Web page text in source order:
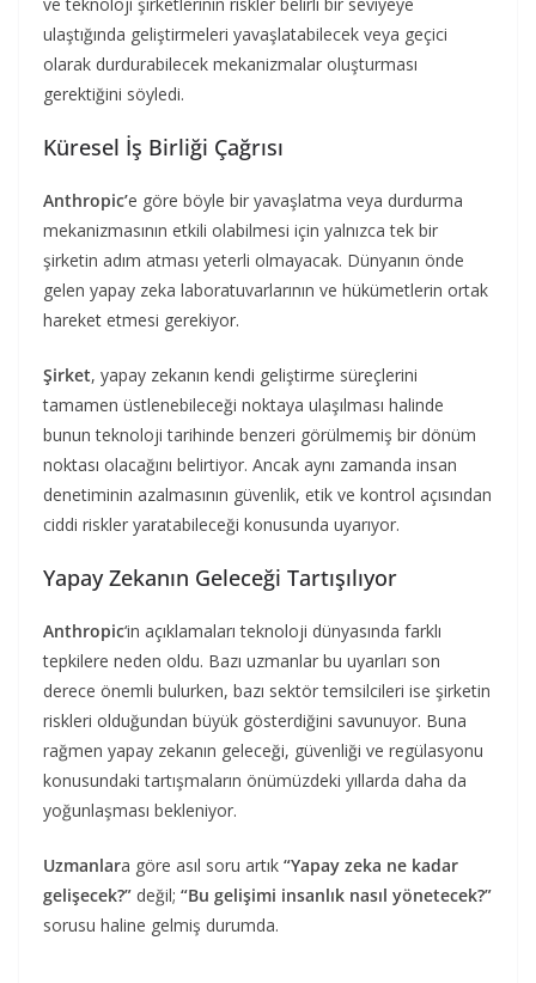
ulaştığında geliştirmeleri yavaşlatabilecek veya geçici
olarak durdurabilecek mekanizmalar oluşturması
gerektiğini söyledi.
Küresel İş Birliği Çağrısı
Anthropic’e göre böyle bir yavaşlatma veya durdurma
mekanizmasının etkili olabilmesi için yalnızca tek bir
şirketin adım atması yeterli olmayacak. Dünyanın önde
gelen yapay zeka laboratuvarlarının ve hükümetlerin ortak
hareket etmesi gerekiyor.
Şirket, yapay zekanın kendi geliştirme süreçlerini
tamamen üstlenebileceği noktaya ulaşılması halinde
bunun teknoloji tarihinde benzeri görülmemiş bir dönüm
noktası olacağını belirtiyor. Ancak aynı zamanda insan
denetiminin azalmasının güvenlik, etik ve kontrol açısından
ciddi riskler yaratabileceği konusunda uyarıyor.
Yapay Zekanın Geleceği Tartışılıyor
Anthropic‘in açıklamaları teknoloji dünyasında farklı
tepkilere neden oldu. Bazı uzmanlar bu uyarıları son
derece önemli bulurken, bazı sektör temsilcileri ise şirketin
riskleri olduğundan büyük gösterdiğini savunuyor. Buna
rağmen yapay zekanın geleceği, güvenliği ve regülasyonu
konusundaki tartışmaların önümüzdeki yıllarda daha da
yoğunlaşması bekleniyor.
Uzmanlara göre asıl soru artık “Yapay zeka ne kadar
gelişecek?” değil; “Bu gelişimi insanlık nasıl yönetecek?”
sorusu haline gelmiş durumda.